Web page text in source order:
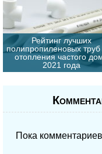
Рейтинг лучших
полипропиленовых
отопления частого
2021 года
Пока